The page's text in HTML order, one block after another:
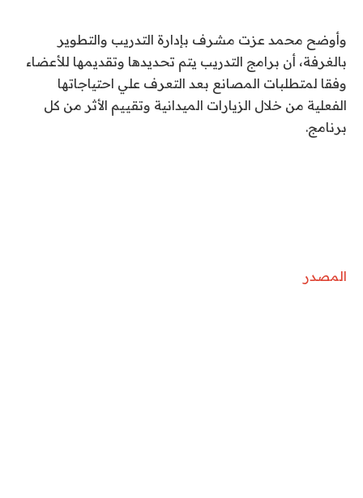
وأوضح محمد عزت مشرف بإدارة التدريب والتطوير
بالغرفة، أن برامج التدريب يتم تحديدها وتقديمها للأعضاء
وفقا لمتطلبات المصانع بعد التعرف علي احتياجاتها
الفعلية من خلال الزيارات الميدانية وتقييم الأثر من كل
برنامج.
المصدر